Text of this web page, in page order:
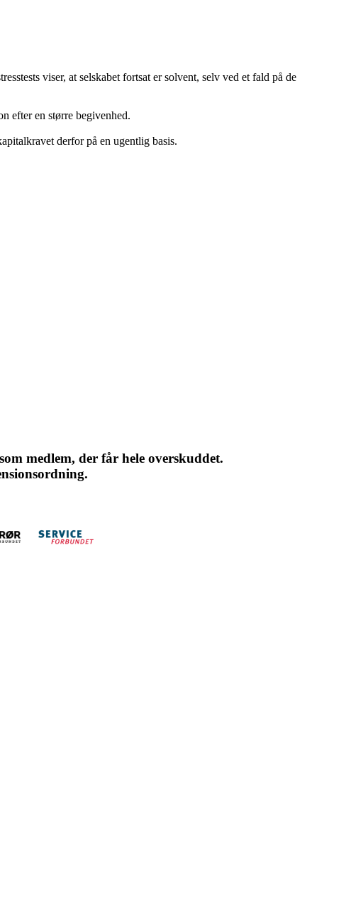
viser, at selskabet fortsat er solvent, selv ved et fald på de
efter en større begivenhed.
derfor på en ugentlig basis.
medlem, der får hele overskuddet.